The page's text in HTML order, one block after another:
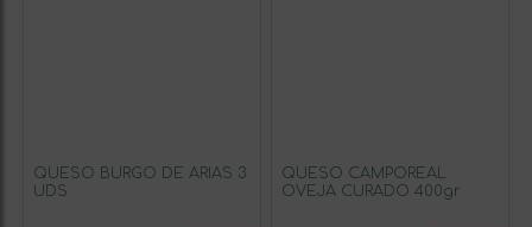
QUESO BURGO DE ARIAS 3
UDS
QUESO CAMPOREAL
OVEJA CURADO 400gr